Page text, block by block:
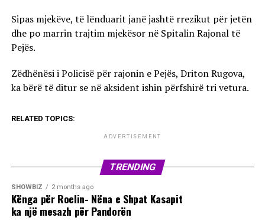
Sipas mjekëve, të lënduarit janë jashtë rrezikut për jetën
dhe po marrin trajtim mjekësor në Spitalin Rajonal të
Pejës.
Zëdhënësi i Policisë për rajonin e Pejës, Driton Rugova,
ka bërë të ditur se në aksident ishin përfshirë tri vetura.
RELATED TOPICS:
ADVERTISEMENT
TRENDING
SHOWBIZ 2 months ago
Kënga për Roelin- Nëna e Shpat Kasapit
ka një mesazh për Pandorën